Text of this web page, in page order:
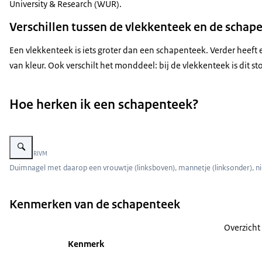
University & Research (WUR).
Verschillen tussen de vlekkenteek en de
Een vlekkenteek is iets groter dan een schapenteek. Verder
van kleur. Ook verschilt het monddeel: bij de vlekkenteek is dit
Hoe herken ik een schapenteek?
Vergroot afbeelding Duimnagel met daarop een vrouwtje (linksboven),
Beeld: © RIVM
Duimnagel met daarop een vrouwtje (linksboven), mannetje (linksonder),
Kenmerken van de schapenteek
Kenmerk